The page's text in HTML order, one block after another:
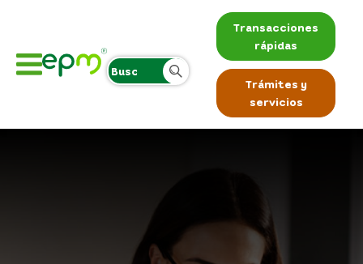
Transacciones
rápidas
Trámites y
servicios